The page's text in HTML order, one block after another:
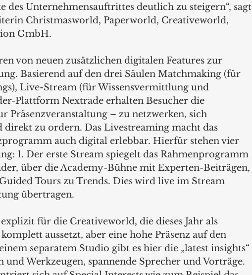
des Unternehmensauftrittes deutlich zu steigern“, sagt
Christmasworld, Paperworld, Creativeworld,
GmbH.
von neuen zusätzlichen digitalen Features zur
Basierend auf den drei Säulen Matchmaking (für
Live-Stream (für Wissensvermittlung und
Plattform Nextrade erhalten Besucher die
Präsenzveranstaltung – zu netzwerken, sich
direkt zu ordern. Das Livestreaming macht das
auch digital erlebbar. Hierfür stehen vier
1. Der erste Stream spiegelt das Rahmenprogramm
über die Academy-Bühne mit Experten-Beiträgen,
Tours zu Trends. Dies wird live im Stream
übertragen.
für die Creativeworld, die dieses Jahr als
aussetzt, aber eine hohe Präsenz auf den
separatem Studio gibt es hier die „latest insights“
und Werkzeugen, spannende Sprecher und Vorträge.